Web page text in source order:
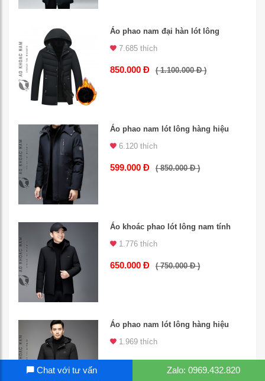
Áo phao nam đại hàn lót lông
7.685 thích
850.000 Đ ( 1.100.000 Đ )
Áo phao nam lót lông hàng hiệu
6.120 thích
599.000 Đ ( 850.000 Đ )
Áo khoác phao lót lông nam tính
1.776 thích
650.000 Đ ( 750.000 Đ )
Áo phao nam lót lông hàng hiệu
1.969 thích
Chat với tư vấn Zalo: 0969.432.820